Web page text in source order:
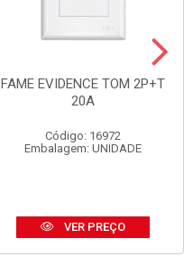
FAME EVIDENCE TOM 2P+T
20A
Código: 16972
Embalagem: UNIDADE
VER PREÇO